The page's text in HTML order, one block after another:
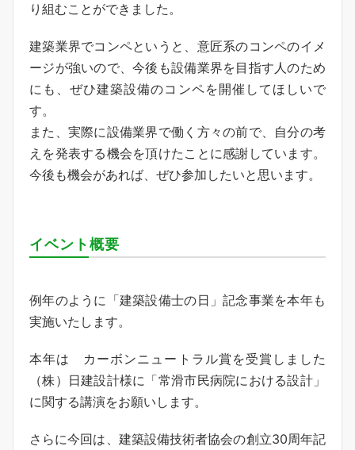
り組むことができました。
建築業界でコンペというと、意匠系のコンペのイメ
ージが強いので、今後も設備業界を目指す人のため
にも、ぜひ建築設備のコンペを開催してほしいで
す。
また、実際に設備業界で働く方々の前で、自分の考
えを発表する機会を頂けたことに感謝しています。
今後も機会があれば、ぜひ参加したいと思います。
イベント概要
例年のように「建築設備士の日」記念事業を本年も
実施いたします。
本年は カーボンニュートラル賞を受賞しました
（株）日建設計様に「常滑市民病院における設計」
に関する講演をお願いします。
さらに今回は、建築設備技術者協会の創立30周年記